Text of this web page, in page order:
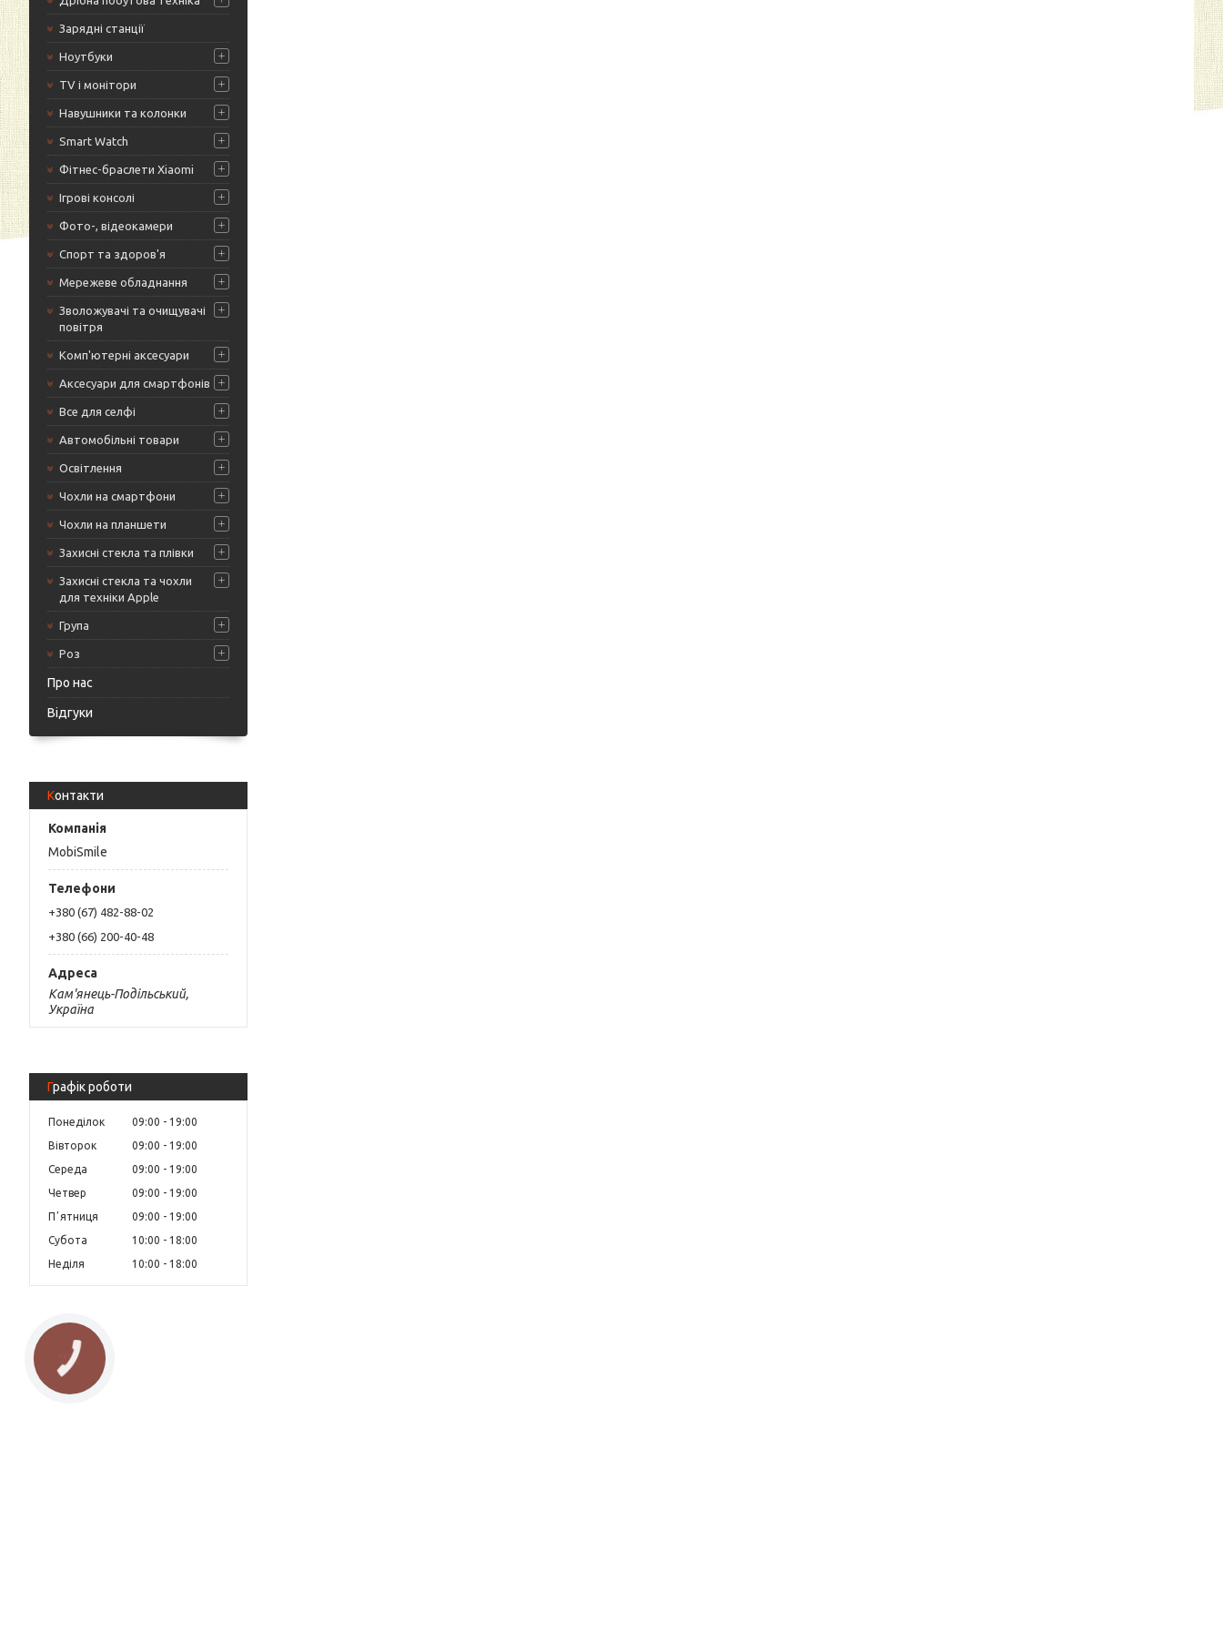
Зарядні станції
Ноутбуки
TV і монітори
Навушники та колонки
Smart Watch
Фітнес-браслети Xiaomi
Ігрові консолі
Фото-, відеокамери
Спорт та здоров'я
Мережеве обладнання
Зволожувачі та очищувачі
повітря
Комп'ютерні аксесуари
Аксесуари для смартфонів
Все для селфі
Автомобільні товари
Освітлення
Чохли на смартфони
Чохли на планшети
Захисні стекла та плівки
Захисні стекла та чохли
для техніки Apple
Група
Роз
Про нас
Відгуки
Контакти
MobiSmile
+380 (67) 482-88-02
+380 (66) 200-40-48
Кам'янець-Подільський,
Україна
Графік роботи
Понеділок 09:00
19:00
Вівторок
09:00
19:00
Середа
09:00
19:00
Четвер
09:00
19:00
Пʼятниця
09:00
19:00
Субота
10:00
18:00
Неділя
10:00 18:00